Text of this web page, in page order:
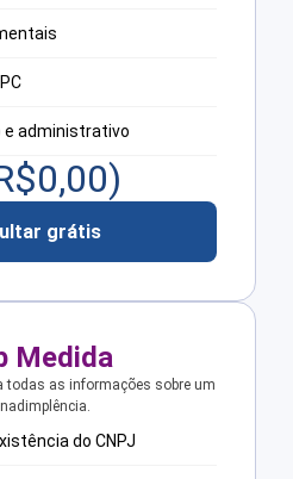
e administrativo
0,00)
grátis
Medida
todas as informações sobre um
do CNPJ